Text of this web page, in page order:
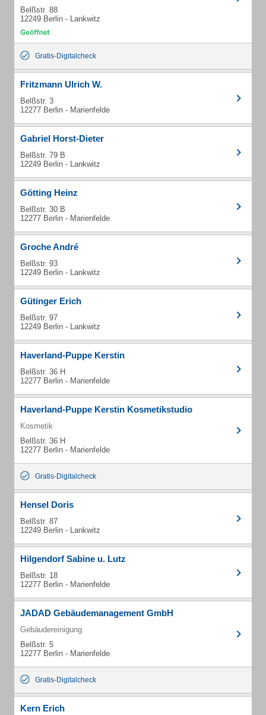
Belßstr. 88
12249 Berlin - Lankwitz
Gratis-Digitalcheck
Fritzmann Ulrich W.
Belßstr. 3
12277 Berlin - Marienfelde
Gabriel Horst-Dieter
Belßstr. 79 B
12249 Berlin - Lankwitz
Götting Heinz
Belßstr. 30 B
12277 Berlin - Marienfelde
Groche André
Belßstr. 93
12249 Berlin - Lankwitz
Gütinger Erich
Belßstr. 97
12249 Berlin - Lankwitz
Haverland-Puppe Kerstin
Belßstr. 36 H
12277 Berlin - Marienfelde
Haverland-Puppe Kerstin Kosmetikstudio
Kosmetik
Belßstr. 36 H
12277 Berlin - Marienfelde
Gratis-Digitalcheck
Hensel Doris
Belßstr. 87
12249 Berlin - Lankwitz
Hilgendorf Sabine u. Lutz
Belßstr. 18
12277 Berlin - Marienfelde
JADAD Gebäudemanagement GmbH
Gebäudereinigung
Belßstr. 5
12277 Berlin - Marienfelde
Gratis-Digitalcheck
Kern Erich